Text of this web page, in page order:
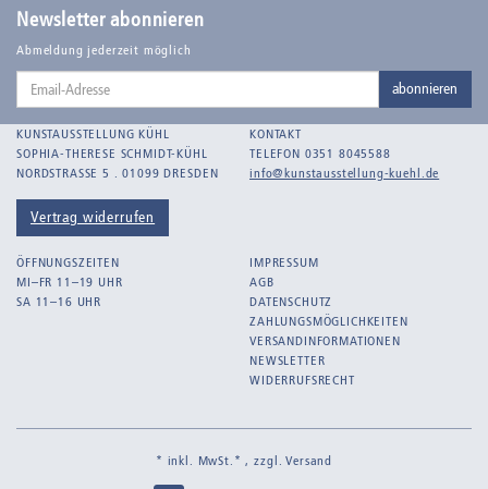
Newsletter abonnieren
Abmeldung jederzeit möglich
Email-
abonnieren
KUNSTAUSSTELLUNG KÜHL
SOPHIA-THERESE SCHMIDT-KÜHL
NORDSTRASSE 5 . 01099 DRESDEN
Vertrag widerrufen
KONTAKT
TELEFON 0351 8045588
info@kunstausstellung-kuehl.de
ÖFFNUNGSZEITEN
MI–FR 11–19 UHR
SA 11–16 UHR
IMPRESSUM
AGB
DATENSCHUTZ
ZAHLUNGSMÖGLICHKEITEN
VERSANDINFORMATIONEN
NEWSLETTER
WIDERRUFSRECHT
* inkl. MwSt.* , zzgl.Versand